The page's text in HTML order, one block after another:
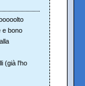
e bono
(già l'ho